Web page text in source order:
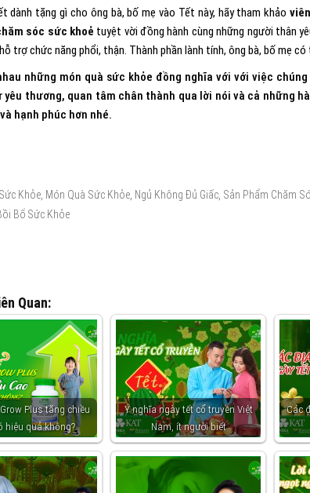
dành tặng gì cho ông bà, bố mẹ vào Tết này, hãy tham khảo
sóc sức khoẻ tuyệt vời đồng hành cùng những người thân
trợ chức năng phổi, thận. Thành phần lành tính, ông bà, bố mẹ
những món quà sức khỏe đồng nghĩa với với việc
yêu thương, quan tâm chân thành qua lời nói và cả những
hạnh phúc hơn nhé.
Khỏe, Món Quà Sức Khỏe, Ngủ Không Đủ Giấc, Sản Phẩm Chăm
Bổ Sức Khỏe
Quan:
Plus tăng chiều
hiệu quả không?
Ý nghĩa ngày tết cổ truyền Việt
Nam, ít người biết
Các